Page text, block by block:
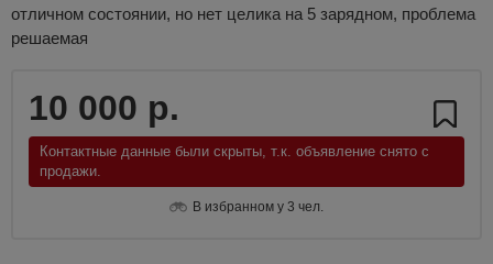
отличном состоянии, но нет целика на 5 зарядном, проблема
решаемая
10 000 р.
Контактные данные были скрыты, т.к. объявление снято с
продажи.
В избранном у 3 чел.